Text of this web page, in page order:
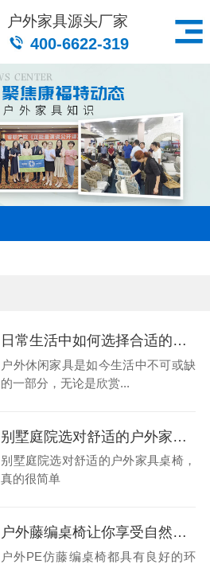
户外家具源头厂家
400-6622-319
日常生活中如何选择合适的藤椅户外家具呢
户外休闲家具是如今生活中不可或缺
的一部分，无论是欣赏...
别墅庭院选对舒适的户外家具桌椅，真的很简单
别墅庭院选对舒适的户外家具桌椅，
真的很简单
户外藤编桌椅让你享受自然与舒适的体验
户外PE仿藤编桌椅都具有良好的环